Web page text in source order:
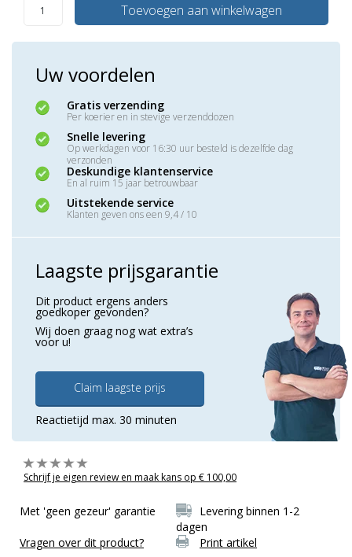
Toevoegen aan winkelwagen
Uw voordelen
Gratis verzending
Per koerier en in stevige verzenddozen
Snelle levering
Op werkdagen voor 16:30 uur besteld is dezelfde dag
verzonden
Deskundige klantenservice
En al ruim 15 jaar betrouwbaar
Uitstekende service
Klanten geven ons een 9,4 / 10
Laagste prijsgarantie
Dit product ergens anders
goedkoper gevonden?
Wij doen graag nog wat extra’s
voor u!
Claim laagste prijs
Reactietijd max. 30 minuten
Schrijf je eigen review en maak kans op € 100,00
Met 'geen gezeur' garantie
Levering binnen 1-2
dagen
Vragen over dit product?
Print artikel